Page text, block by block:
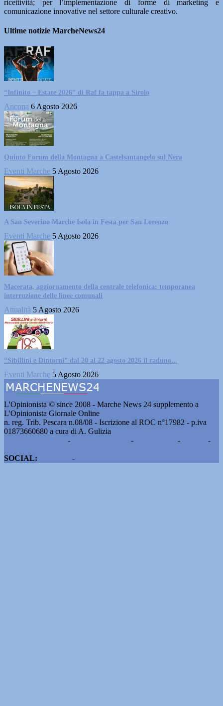
ricettività; per l’implementazione di forme di marketing e
comunicazione innovative nel settore culturale creativo.
Ultime notizie MarcheNews24
“Infinito – Estate 2026” di Raf fa tappa a Sirolo
Ancona 6 Agosto 2026
Quinto Forum della Montagna a Castelsantangelo sul Nera
Eventi Marche 5 Agosto 2026
A San Severino Marche Isola in Festa per San Lorenzo
Eventi Marche 5 Agosto 2026
Macerata, aggiornamento della centrale telefonica: temporanea
interruzione delle linee comunali
Attualità 5 Agosto 2026
“Sibillini e Dintorni” dal 20 al 22 agosto 2026 il raduno...
Eventi Marche 5 Agosto 2026
L'Opinionista © since 2008 - Marche News 24 supplemento a
L'Opinionista Giornale Online
n. reg. Trib. Pescara n.08/08 - Iscrizione al ROC n°17982 - p.iva
01873660680 a cura di A. Gulizia
- - -
-
SOCIAL:
-